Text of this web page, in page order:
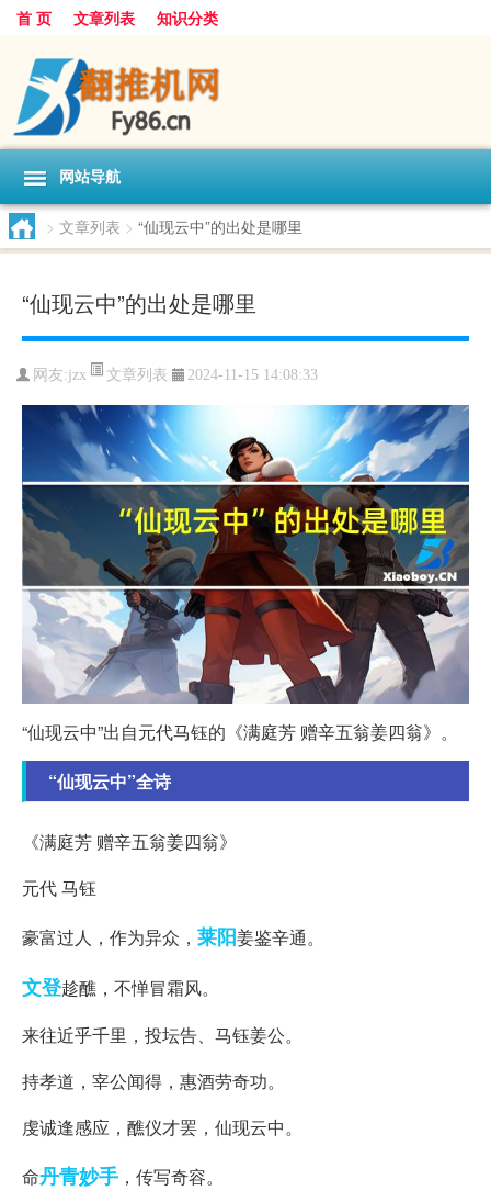
首 页 文章列表 知识分类
网站导航
> 文章列表 > “仙现云中”的出处是哪里
“仙现云中”的出处是哪里
网友:jzx 文章列表 2024-11-15 14:08:33
“仙现云中”出自元代马钰的《满庭芳 赠辛五翁姜四翁》。
“仙现云中”全诗
《满庭芳 赠辛五翁姜四翁》
元代 马钰
豪富过人，作为异众， 莱阳姜鉴辛通。
文登趁醮，不惮冒霜风。
来往近乎千里，投坛告、马钰姜公。
持孝道，宰公闻得，惠酒劳奇功。
虔诚逢感应，醮仪才罢，仙现云中。
命丹青妙手 ，传写奇容。